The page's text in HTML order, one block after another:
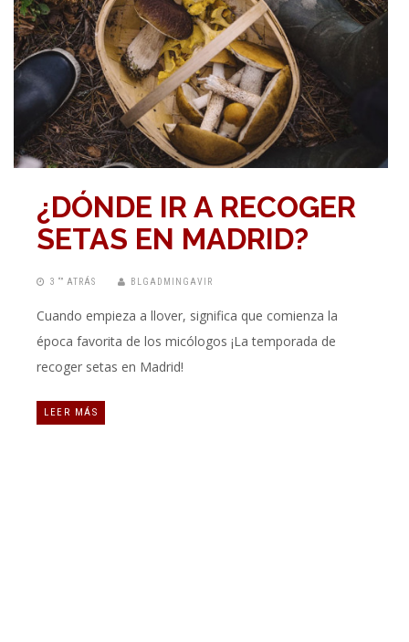
¿DÓNDE IR A RECOGER
SETAS EN MADRID?
3 “” ATRÁS BLGADMINGAVIR
Cuando empieza a llover, significa que comienza la
época favorita de los micólogos ¡La temporada de
recoger setas en Madrid!
LEER MÁS